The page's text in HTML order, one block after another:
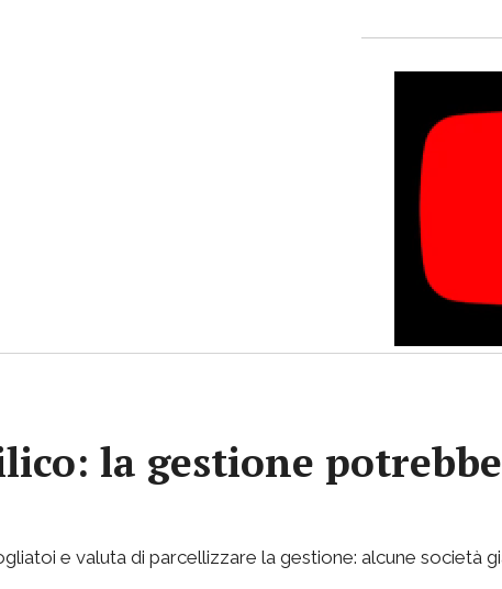
la gestione
e valuta di parcellizzare la gestione: alcune società